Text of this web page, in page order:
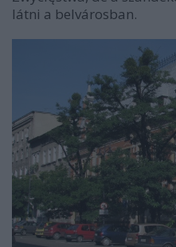
látni a belvárosban.